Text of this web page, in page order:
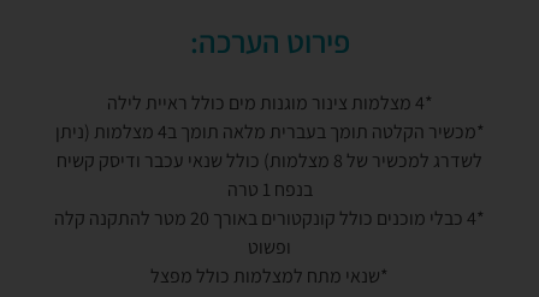
פירוט הערכה:
*4 מצלמות צינור מוגנות מים כולל ראיית לילה
*מכשיר הקלטה תומך בעברית מלאה תומך ב4 מצלמות (ניתן
לשדרג למכשיר של 8 מצלמות) כולל שנאי עכבר ודיסק קשיח
בנפח 1 טרה
*4 כבלי מוכנים כולל קונקטורים באורך 20 מטר להתקנה קלה
ופשוט
*שנאי מתח למצלמות כולל מפצל